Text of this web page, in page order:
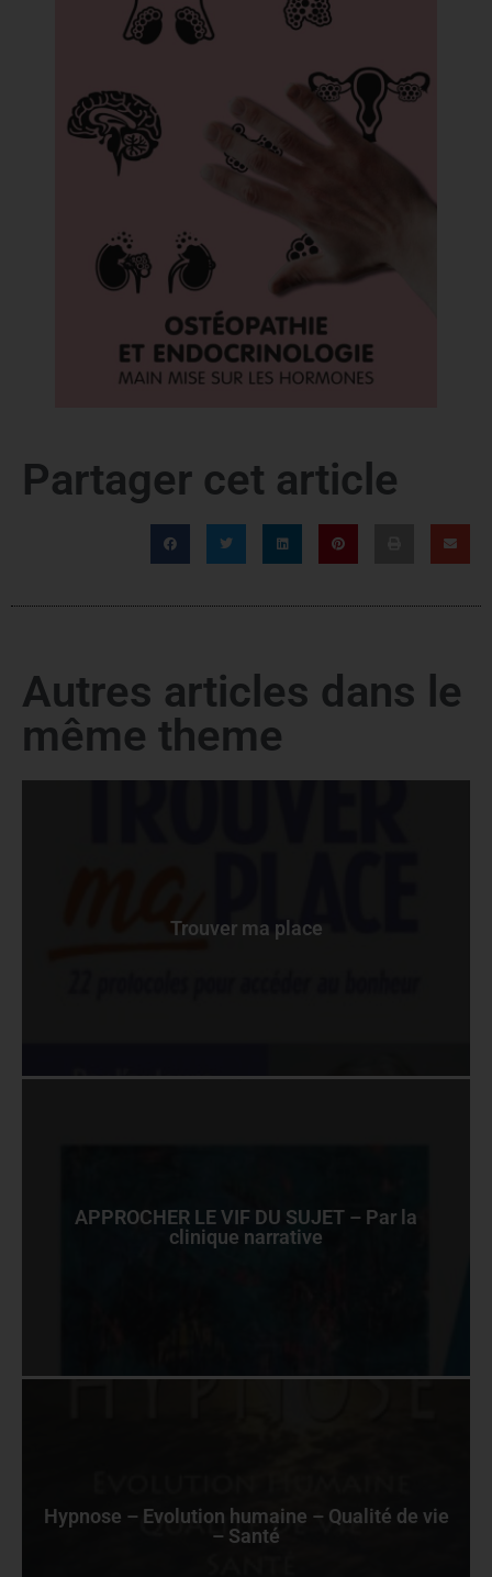
Partager cet article
Autres articles dans le
même theme
Trouver ma place
APPROCHER LE VIF DU SUJET – Par la
clinique narrative
Hypnose – Evolution humaine – Qualité de vie
– Santé